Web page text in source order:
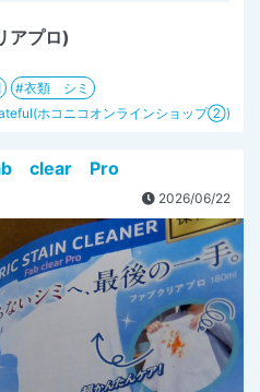
アプロ)
衣類 シミ
ホコニコオンラインショップ②)
clear Pro
2026/06/22